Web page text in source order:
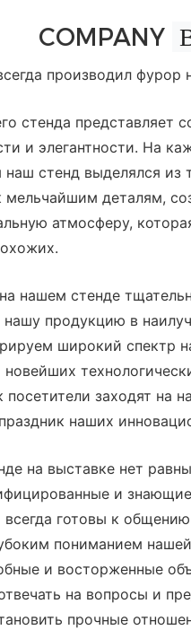
COMPANY
производил
стенда представляет
и элегантности. На
стенд выделялся из
мельчайшим деталям,
атмосферу,
нашем стенде
нашу продукцию в
широкий спектр
посетители заходят на
наших
на выставке нет
и
всегда готовы к
пониманием
и восторженные
на вопросы и
прочные